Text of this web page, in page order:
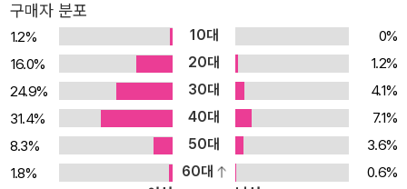
읽힌다.
리를 얻게 된다. 베크 교장, 존 그레이엄 의사, 동료에서 연인이 된 폴
에마뉘엘 선생 그리고 학생들 사이에서 겪는 모험과 갈등을 루시는
차분하고 치밀한 목소리로 천천히 들려준다. <빌레트>는 얼핏 <제인
에어>와 비슷해 보인다. 의지할 곳 없는 주인공의 고난의 연속, 등장
인물들의 생명력 넘치는 개성, 셰익스피어에 필적한다는 시적이고 내
밀하면서 사실적인 묘사가 그렇다. <빌레트>는 공간적 배경 면에서
는 사뭇 독특한 면이 있으나 주제 의식 면에서는 샬럿 브론테의 다른
구매자 분포
1.2% 10대
0%
16.0%
20대
1.2%
24.9%
30대
4.1%
31.4%
40대
7.1%
8.3%
50대
3.6%
1.8%
60대
0.6%